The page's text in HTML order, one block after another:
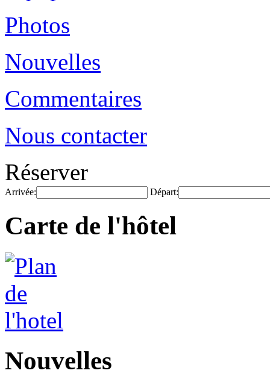
Photos
Nouvelles
Commentaires
Nous contacter
Réserver
Arrivée: Départ:
Carte de l'hôtel
Nouvelles